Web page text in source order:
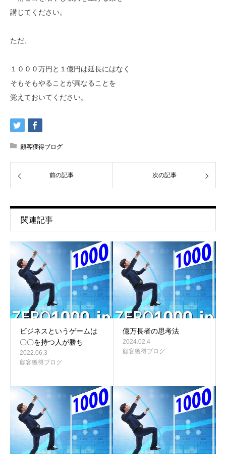
講じてください。
ただ、
１０００万円と１億円は延長にはなく
そもそもやることが異なることを
覚えておいてください。
顧客獲得ブログ
前の記事 次の記事
関連記事
ビジネスというゲームは
〇〇を持つ人が勝ち
2022.06.3
顧客獲得ブログ
億万長者の思考法
2024.02.4
顧客獲得ブログ